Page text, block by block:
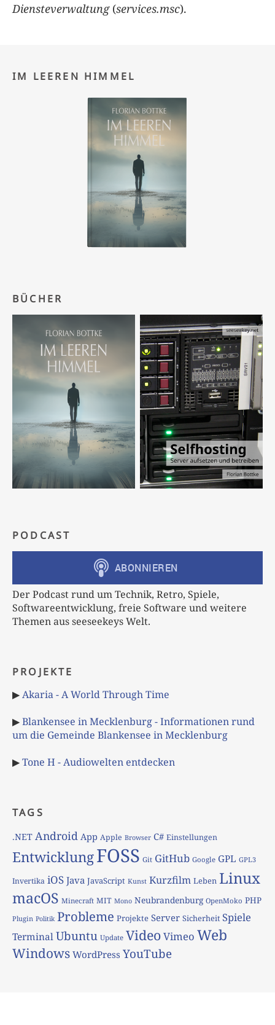
Diensteverwaltung(services.msc).
IM LEEREN HIMMEL
BÜCHER
PODCAST
Der Podcast rund um Technik, Retro, Spiele,
Softwareentwicklung, freie Software und weitere
Themen aus seeseekeys Welt.
PROJEKTE
▶Akaria - A World Through Time
▶Blankensee in Mecklenburg - Informationen rund
um die Gemeinde Blankensee in Mecklenburg
▶Tone H - Audiowelten entdecken
TAGS
.NET Android App Apple Browser C# Einstellungen
EntwicklungFOSS Git GitHub Google GPL GPL3
Invertika iOS Java JavaScript Kunst Kurzfilm Leben Linux
macOS Minecraft MIT Mono Neubrandenburg OpenMoko PHP
Plugin Politik Probleme Projekte Server Sicherheit Spiele
TerminalUbuntu Update VideoVimeo Web
Windows WordPress YouTube